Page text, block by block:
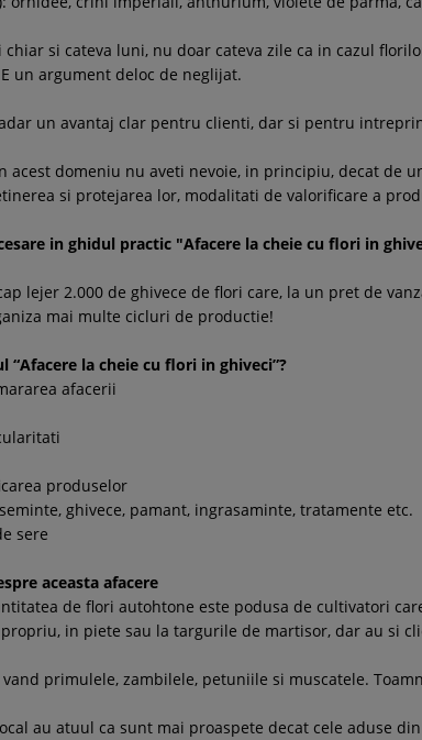
si cateva luni, nu doar cateva zile ca in cazul
un argument deloc de neglijat.
un avantaj clar pentru clienti, dar si pentru
acest domeniu nu aveti nevoie, in principiu, decat de
si protejarea lor, modalitati de valorificare a
in ghidul practic "Afacere la cheie cu flori in
lejer 2.000 de ghivece de flori care, la un pret de
mai multe cicluri de productie!
la cheie cu flori in ghiveci”?
afacerii
produselor
ghivece, pamant, ingrasaminte, tratamente etc.
sere
aceasta afacere
de flori autohtone este podusa de cultivatori
in piete sau la targurile de martisor, dar au si
primulele, zambilele, petuniile si muscatele.
au atuul ca sunt mai proaspete decat cele aduse